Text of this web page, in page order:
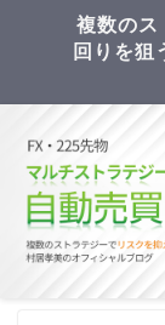
複数のス
回りを狙